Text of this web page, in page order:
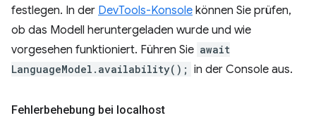
festlegen. In der DevTools-Konsole können Sie prüfen,
ob das Modell heruntergeladen wurde und wie
vorgesehen funktioniert. Führen Sie await
LanguageModel.availability(); in der Console aus.
Fehlerbehebung bei localhost